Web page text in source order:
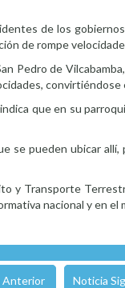
de los
de rompe
Pedro de
que en su
se pueden ubicar
y Transporte
nacional y en el
Anterior Noticia